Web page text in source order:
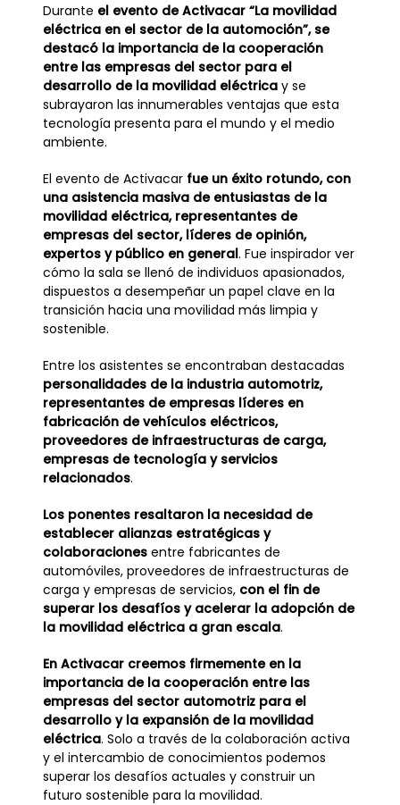
Durante el evento de Activacar “La movilidad
eléctrica en el sector de la automoción”, se
destacó la importancia de la cooperación
entre las empresas del sector para el
desarrollo de la movilidad eléctricay se
subrayaron las innumerables ventajas que esta
tecnología presenta para el mundo y el medio
ambiente.
El evento de Activacar fue un éxito rotundo, con
una asistencia masiva de entusiastas de la
movilidad eléctrica, representantes de
empresas del sector, líderes de opinión,
expertos y público en general. Fue inspirador ver
cómo la sala se llenó de individuos apasionados,
dispuestos a desempeñar un papel clave en la
transición hacia una movilidad más limpia y
sostenible.
Entre los asistentes se encontraban destacadas
personalidades de la industria automotriz,
representantes de empresas líderes en
fabricación de vehículos eléctricos,
proveedores de infraestructuras de carga,
empresas de tecnología y servicios
relacionados.
Los ponentes resaltaron la necesidad de
establecer alianzas estratégicas y
colaboraciones entre fabricantes de
automóviles, proveedores de infraestructuras de
carga y empresas de servicios, con el fin de
superar los desafíos y acelerar la adopción de
la movilidad eléctrica a gran escala.
En Activacar creemos firmemente en la
importancia de la cooperación entre las
empresas del sector automotriz para el
desarrollo y la expansión de la movilidad
eléctrica. Solo a través de la colaboración activa
y el intercambio de conocimientos podemos
superar los desafíos actuales y construir un
futuro sostenible para la movilidad.